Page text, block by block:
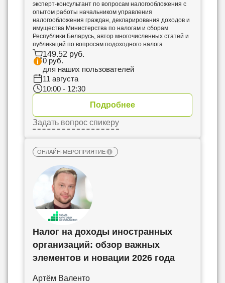
эксперт-консультант по вопросам налогообложения с
опытом работы начальником управления
налогообложения граждан, декларирования доходов и
имущества Министерства по налогам и сборам
Республики Беларусь, автор многочисленных статей и
публикаций по вопросам подоходного налога
149.52 руб.
0 руб.
для наших пользователей
11 августа
10:00 - 12:30
Подробнее
Задать вопрос спикеру
ОНЛАЙН-МЕРОПРИЯТИЕ
Налог на доходы иностранных
организаций: обзор важных
элементов и новации 2026 года
Артём Валенто